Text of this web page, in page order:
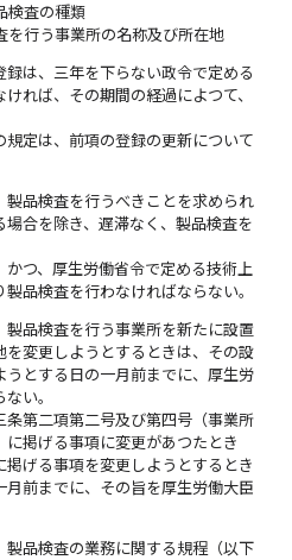
検査の種類
を行う事業所の名称及び所在地
録は、三年を下らない政令で定める
れば、その期間の経過によつて、
定は、前項の登録の更新について
製品検査を行うべきことを求められ
合を除き、遅滞なく、製品検査を
つ、厚生労働省令で定める技術上
品検査を行わなければならない。
製品検査を行う事業所を新たに設置
を変更しようとするときは、その設
うとする日の一月前までに、厚生労
い。
条第二項第二号及び第四号（事業所
掲げる事項に変更があつたとき
げる事項を変更しようとするとき
前までに、その旨を厚生労働大臣
製品検査の業務に関する規程（以下